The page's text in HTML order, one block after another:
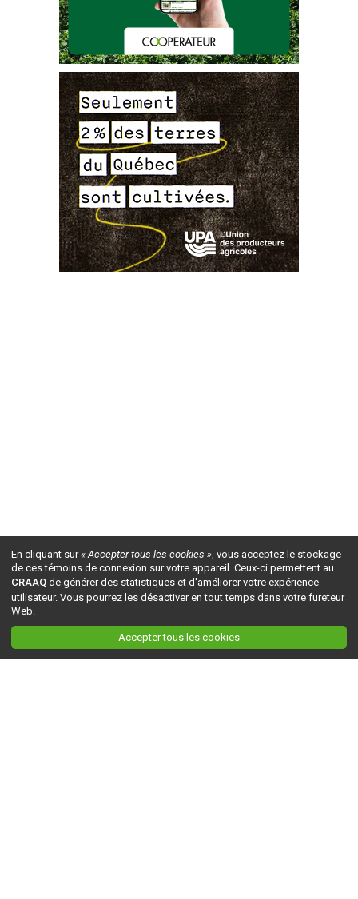
En cliquant sur« Accepter tous les cookies », vous acceptez le stockage
de ces témoins de connexion sur votre appareil. Ceux-ci permettent au
CRAAQ de générer des statistiques et d'améliorer votre expérience
utilisateur. Vous pourrez les désactiver en tout temps dans votre fureteur
Web.
Accepter tous les cookies